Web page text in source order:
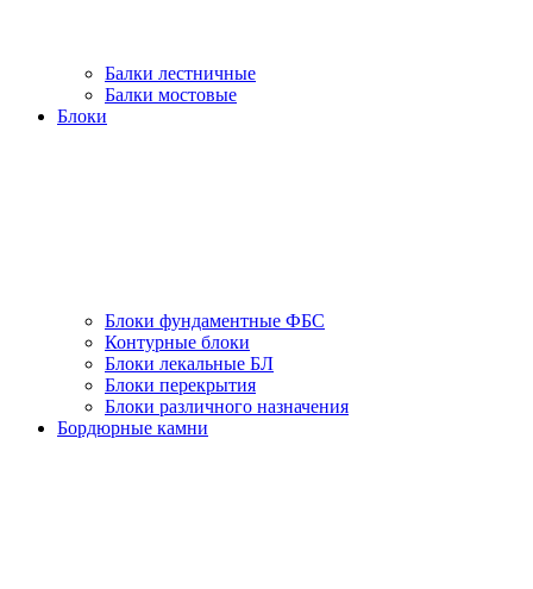
Балки лестничные
Балки мостовые
Блоки
Блоки фундаментные ФБС
Контурные блоки
Блоки лекальные БЛ
Блоки перекрытия
Блоки различного назначения
Бордюрные камни